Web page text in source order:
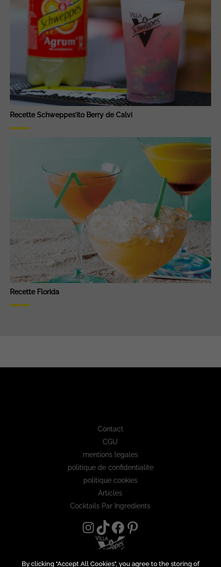
Recette Schweppes’ito Berry de Calvi
Recette Florida
Contact
CGU
mentions legales
politique de confidentialite
politique cookies
Articles
Cocktails Par Ingredients
By clicking "Accept All Cookies", you agree to the storing of